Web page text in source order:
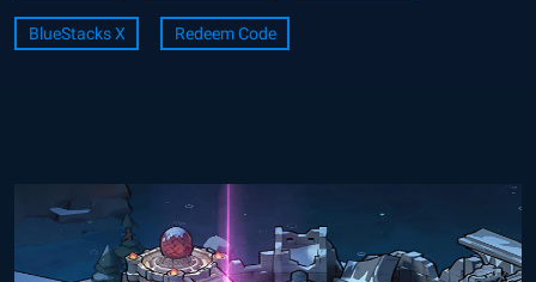
BlueStacks X Redeem Code